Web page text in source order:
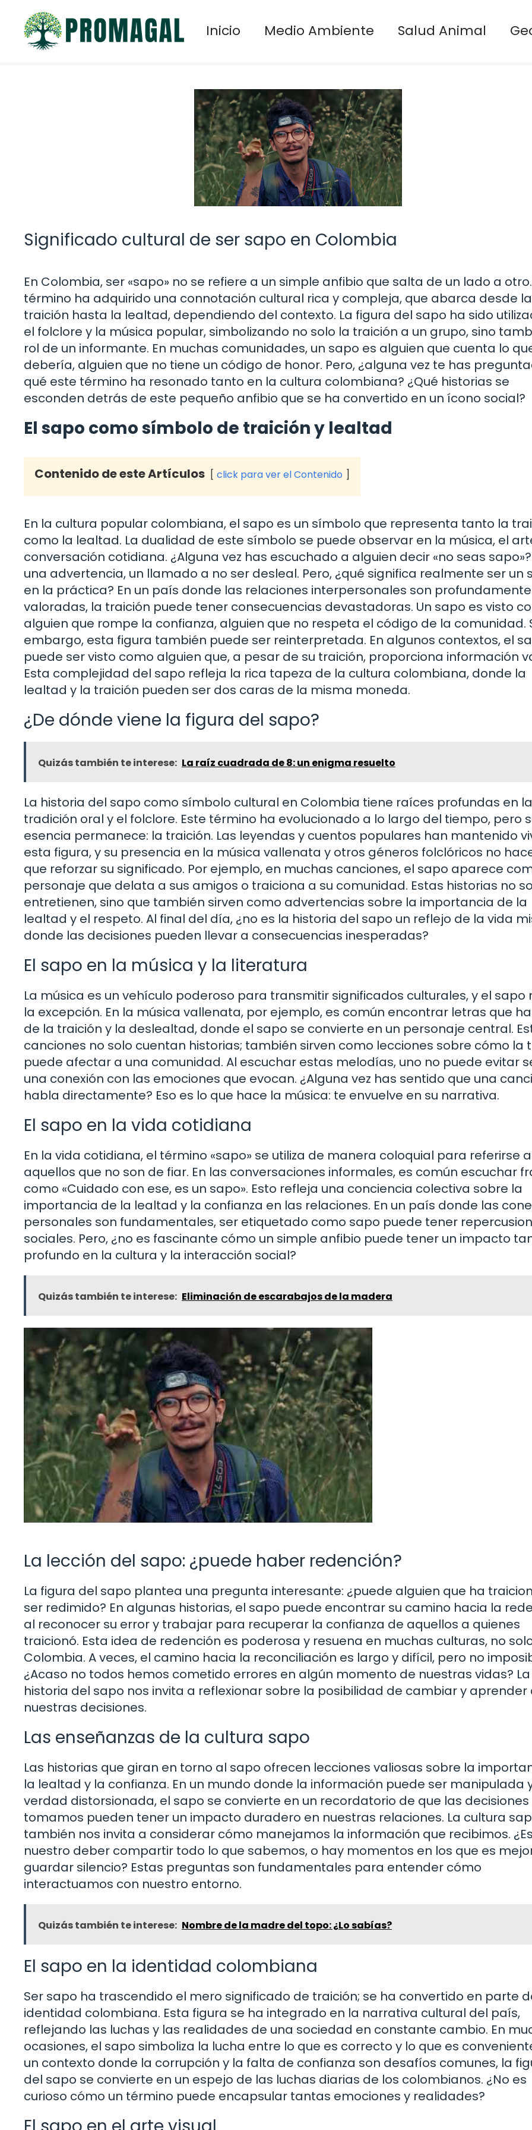
contenido
Inicio Medio Ambiente Salud Animal
Significado cultural de ser sapo en Colombia
En Colombia, ser «sapo» no se refiere a un simple anfibio que salta de un lado a
término ha adquirido una connotación cultural rica y compleja, que abarca desde la
traición hasta la lealtad, dependiendo del contexto. La figura del sapo ha sido
el folclore y la música popular, simbolizando no solo la traición a un grupo, sino
rol de un informante. En muchas comunidades, un sapo es alguien que cuenta lo
debería, alguien que no tiene un código de honor. Pero, ¿alguna vez te has
qué este término ha resonado tanto en la cultura colombiana? ¿Qué historias se
esconden detrás de este pequeño anfibio que se ha convertido en un ícono social?
El sapo como símbolo de traición y lealtad
Contenido de este Artículos click para ver el Contenido
En la cultura popular colombiana, el sapo es un símbolo que representa tanto la
como la lealtad. La dualidad de este símbolo se puede observar en la música, el
conversación cotidiana. ¿Alguna vez has escuchado a alguien decir «no seas sapo»?
una advertencia, un llamado a no ser desleal. Pero, ¿qué significa realmente ser un
en la práctica? En un país donde las relaciones interpersonales son profundamente
valoradas, la traición puede tener consecuencias devastadoras. Un sapo es visto
alguien que rompe la confianza, alguien que no respeta el código de la comunidad.
embargo, esta figura también puede ser reinterpretada. En algunos contextos, el
puede ser visto como alguien que, a pesar de su traición, proporciona información
Esta complejidad del sapo refleja la rica tapeza de la cultura colombiana, donde la
lealtad y la traición pueden ser dos caras de la misma moneda.
¿De dónde viene la figura del sapo?
Quizás también te interese: La raíz cuadrada de 8: un enigma resuelto
La historia del sapo como símbolo cultural en Colombia tiene raíces profundas en la
tradición oral y el folclore. Este término ha evolucionado a lo largo del tiempo, pero
esencia permanece: la traición. Las leyendas y cuentos populares han mantenido
esta figura, y su presencia en la música vallenata y otros géneros folclóricos no
que reforzar su significado. Por ejemplo, en muchas canciones, el sapo aparece
personaje que delata a sus amigos o traiciona a su comunidad. Estas historias no
entretienen, sino que también sirven como advertencias sobre la importancia de la
lealtad y el respeto. Al final del día, ¿no es la historia del sapo un reflejo de la vida
donde las decisiones pueden llevar a consecuencias inesperadas?
El sapo en la música y la literatura
La música es un vehículo poderoso para transmitir significados culturales, y el sapo
la excepción. En la música vallenata, por ejemplo, es común encontrar letras que
de la traición y la deslealtad, donde el sapo se convierte en un personaje central.
canciones no solo cuentan historias; también sirven como lecciones sobre cómo la
puede afectar a una comunidad. Al escuchar estas melodías, uno no puede evitar
una conexión con las emociones que evocan. ¿Alguna vez has sentido que una
habla directamente? Eso es lo que hace la música: te envuelve en su narrativa.
El sapo en la vida cotidiana
En la vida cotidiana, el término «sapo» se utiliza de manera coloquial para referirse a
aquellos que no son de fiar. En las conversaciones informales, es común escuchar
como «Cuidado con ese, es un sapo». Esto refleja una conciencia colectiva sobre la
importancia de la lealtad y la confianza en las relaciones. En un país donde las
personales son fundamentales, ser etiquetado como sapo puede tener
sociales. Pero, ¿no es fascinante cómo un simple anfibio puede tener un impacto
profundo en la cultura y la interacción social?
Quizás también te interese: Eliminación de escarabajos de la madera
La lección del sapo: ¿puede haber redención?
La figura del sapo plantea una pregunta interesante: ¿puede alguien que ha
ser redimido? En algunas historias, el sapo puede encontrar su camino hacia la
al reconocer su error y trabajar para recuperar la confianza de aquellos a quienes
traicionó. Esta idea de redención es poderosa y resuena en muchas culturas, no
Colombia. A veces, el camino hacia la reconciliación es largo y difícil, pero no
¿Acaso no todos hemos cometido errores en algún momento de nuestras vidas? La
historia del sapo nos invita a reflexionar sobre la posibilidad de cambiar y aprender
nuestras decisiones.
Las enseñanzas de la cultura sapo
Las historias que giran en torno al sapo ofrecen lecciones valiosas sobre la
la lealtad y la confianza. En un mundo donde la información puede ser manipulada
verdad distorsionada, el sapo se convierte en un recordatorio de que las decisiones
tomamos pueden tener un impacto duradero en nuestras relaciones. La cultura
también nos invita a considerar cómo manejamos la información que recibimos. ¿Es
nuestro deber compartir todo lo que sabemos, o hay momentos en los que es
guardar silencio? Estas preguntas son fundamentales para entender cómo
interactuamos con nuestro entorno.
Quizás también te interese: Nombre de la madre del topo: ¿Lo sabías?
El sapo en la identidad colombiana
Ser sapo ha trascendido el mero significado de traición; se ha convertido en parte
identidad colombiana. Esta figura se ha integrado en la narrativa cultural del país,
reflejando las luchas y las realidades de una sociedad en constante cambio. En
ocasiones, el sapo simboliza la lucha entre lo que es correcto y lo que es
un contexto donde la corrupción y la falta de confianza son desafíos comunes, la
del sapo se convierte en un espejo de las luchas diarias de los colombianos. ¿No es
curioso cómo un término puede encapsular tantas emociones y realidades?